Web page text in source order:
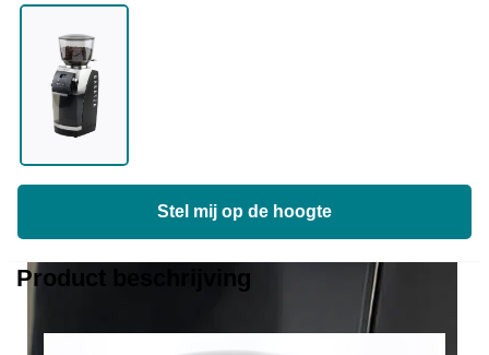
Stel mij op de hoogte
Product beschrijving